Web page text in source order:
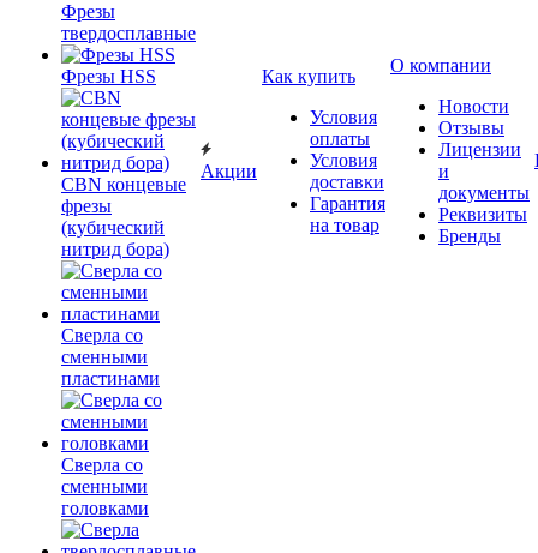
Фрезы
твердосплавные
Фрезы HSS
CBN концевые
фрезы
(кубический
нитрид бора)
Сверла со
сменными
пластинами
Сверла со
сменными
головками
Акции
Как купить
Условия
оплаты
Условия
доставки
Гарантия
на товар
О компании
Новости
Отзывы
Лицензии
и
документы
Реквизиты
Бренды